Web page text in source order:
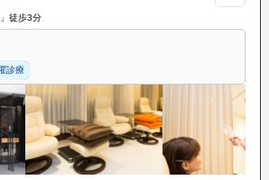
徒歩3分
診療